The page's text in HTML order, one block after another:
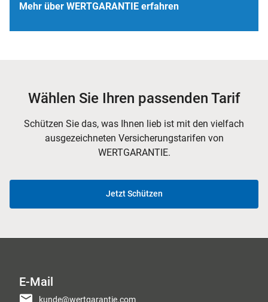
Mehr über WERTGARANTIE erfahren
Wählen Sie Ihren passenden Tarif
Schützen Sie das, was Ihnen lieb ist mit den vielfach
ausgezeichneten Versicherungstarifen von
WERTGARANTIE.
Jetzt Schützen
E-Mail
kunde@wertgarantie.com